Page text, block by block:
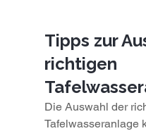
Tipps zur
richtigen
Die Auswahl der
Tafelwasseranlage